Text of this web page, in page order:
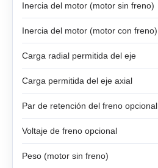
ST8918M6708‑A
ST8918L6708‑A
AS4118L1804‑E
AS5918L4204-ENM24
EM3A-40
EM3A-50
EM3J-04
EM3J-08
Inercia del motor (motor sin freno)
Inercia del motor (motor con freno)
Carga radial permitida del eje
Carga permitida del eje axial
Par de retención del freno opcional
Voltaje de freno opcional
Peso (motor sin freno)